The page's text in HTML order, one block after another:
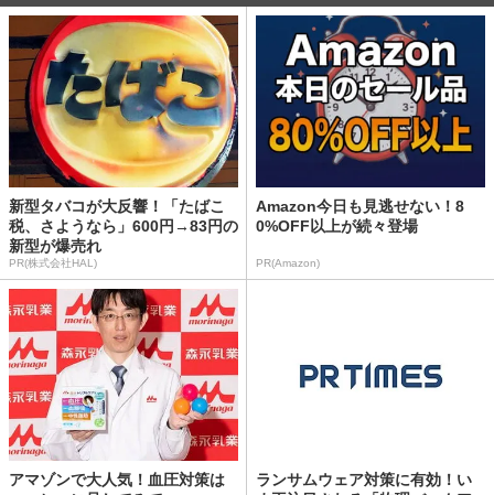
新型タバコが大反響！「たばこ
税、さようなら」600円→83円の
新型が爆売れ
PR(株式会社HAL)
Amazon今日も見逃せない！8
0%OFF以上が続々登場
PR(Amazon)
アマゾンで大人気！血圧対策は
ランサムウェア対策に有効！い